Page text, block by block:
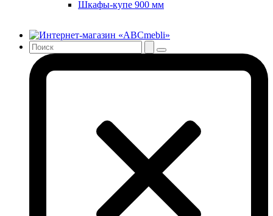
Шкафы-купе 900 мм